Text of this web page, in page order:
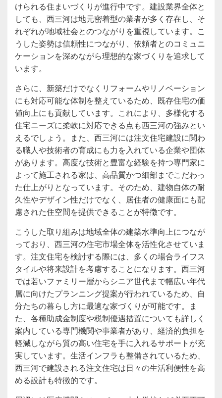
けられる住まいづくりが進行中です。建設業界全体と
しても、西三河は地元密着型の業者が多く存在し、そ
れぞれが地域社会とのつながりを重視しています。こ
うした姿勢は信頼性につながり、依頼者とのコミュニ
ケーションを深めながら理想的な家づくりを追求して
います。
さらに、新築だけでなくリフォームやリノベーション
にも対応可能な体制を整えているため、既存住宅の価
値向上にも貢献しています。これにより、多様化する
住宅ニーズに柔軟に対応できる点も西三河の強みとい
えるでしょう。また、西三河には注文住宅建設に関わ
る職人や技術者の育成にも力を入れている企業や団体
があります。高度な技術と豊富な経験を持つ専門家に
よって施工される家は、高品質かつ細部までこだわっ
た仕上がりとなっています。そのため、建物自体の耐
久性やデザイン性だけでなく、居住者の健康面にも配
慮された住空間を提供できることが特徴です。
こうした取り組みは地域全体の建築水準向上につなが
っており、西三河の住宅市場全体を活性化させていま
す。注文住宅を検討する際には、多くの場合ライフス
タイルや将来設計を考慮することになります。西三河
では若いファミリー層からシニア世代まで幅広い年代
層に向けたプランニング提案が行われているため、自
分たちの暮らし方に最適な家づくりが可能です。ま
た、各種助成金制度や税制優遇措置についても詳しく
案内している専門機関や事業者があり、経済的負担を
軽減しながら質の高い住宅を手に入れるサポートが充
実しています。生活インフラも整備されているため、
西三河で建設される注文住宅は日々の生活利便性を高
める設計も特徴的です。